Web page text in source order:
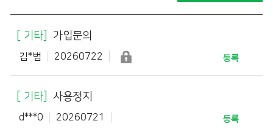
기타 가입문의
김*범 등록
20260722
기타 사용정지
d***0 등록
20260721